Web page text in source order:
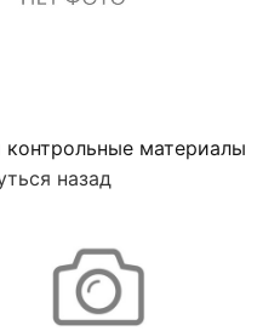
контрольные материалы
назад